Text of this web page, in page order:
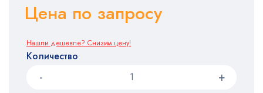
Цена по запросу
Нашли дешевле? Снизим цену!
Количество